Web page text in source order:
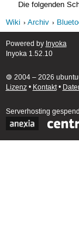
Die folgenden
Wiki
Archiv
Powered by Inyoka
Inyoka 1.52.10
🄯 2004 – 2026
Lizenz• Kontakt•
Serverhosting